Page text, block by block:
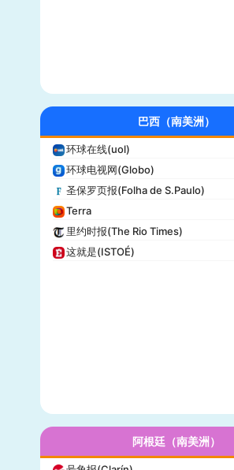
Vice
商业内幕(Business Insider)
iHeartRadio
纽约客(New Yorker)
娱乐周刊(Entertainment Weekly)
芝加哥论坛报(Chicago Tribune)
财富(Fortune)
纽约每日新闻(New York Daily News)
迈阿密先驱报(Miami Herald)
巴西（南美洲）
环球在线(uol)
环球电视网(Globo)
圣保罗页报(Folha de S.Paulo)
Terra
里约时报(The Rio Times)
这就是(ISTOÉ)
阿根廷（南美洲）